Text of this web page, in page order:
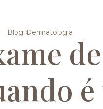
Blog Dermatologia